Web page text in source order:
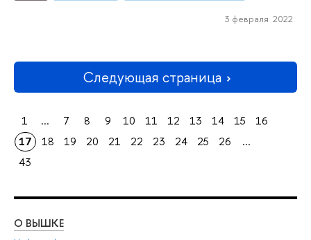
3 февраля 2022
Следующая страница
1 ... 7 8 9 10 11 12 13 14 15
16
17
18 19 20 21 22 23 24 25 26
...
43
О ВЫШКЕ